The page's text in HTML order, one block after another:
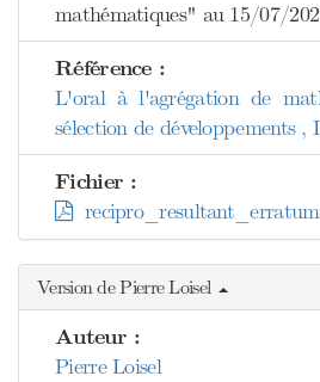
mathématiques" au 15/07/
Référence :
L'oral à l'agrégation de
sélection de développements ,
Fichier :
Version de Pierre Loisel
Auteur :
Pierre Loisel